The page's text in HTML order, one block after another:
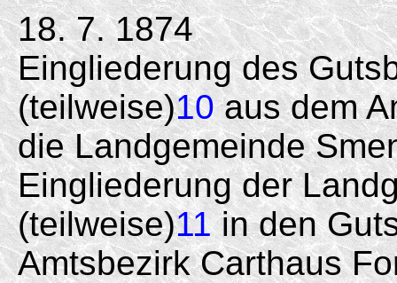
18. 7. 1874
Eingliederung des
(teilweise)10aus dem
die Landgemeinde
Eingliederung der
(teilweise)11in den
Amtsbezirk Carthaus